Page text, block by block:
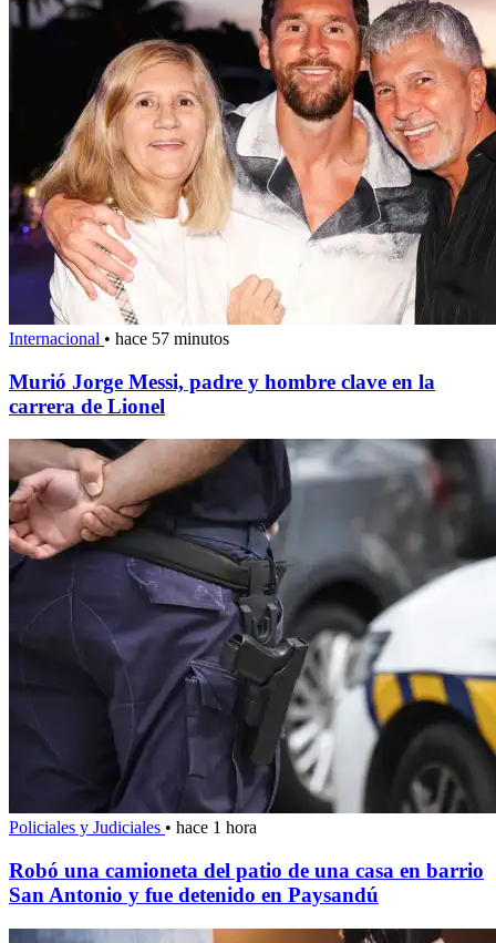
Internacional • hace 57 minutos
Murió Jorge Messi, padre y hombre clave en la
carrera de Lionel
Policiales y Judiciales • hace 1 hora
Robó una camioneta del patio de una casa en barrio
San Antonio y fue detenido en Paysandú